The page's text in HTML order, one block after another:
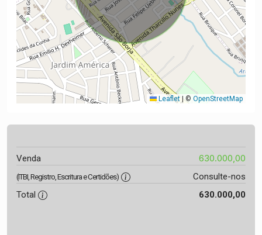
Leaflet |© OpenStreetMap
Venda 630.000,00
(ITBI, Registro, Escritura e Certidões)
Consulte-nos
Total
630.000,00